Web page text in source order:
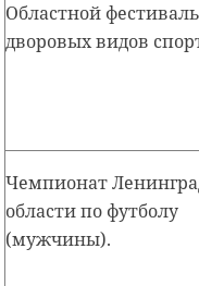
Областной фестиваль
дворовых видов
Чемпионат
области по футболу
(мужчины).